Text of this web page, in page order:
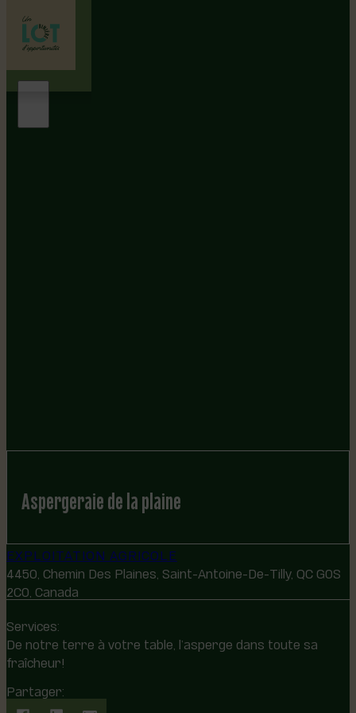
Aspergeraie de la plaine
EXPLOITATION AGRICOLE
4450, Chemin Des Plaines, Saint-Antoine-De-Tilly, QC G0S
2C0, Canada
Services:
De notre terre à votre table, l’asperge dans toute sa
fraîcheur!
Partager: